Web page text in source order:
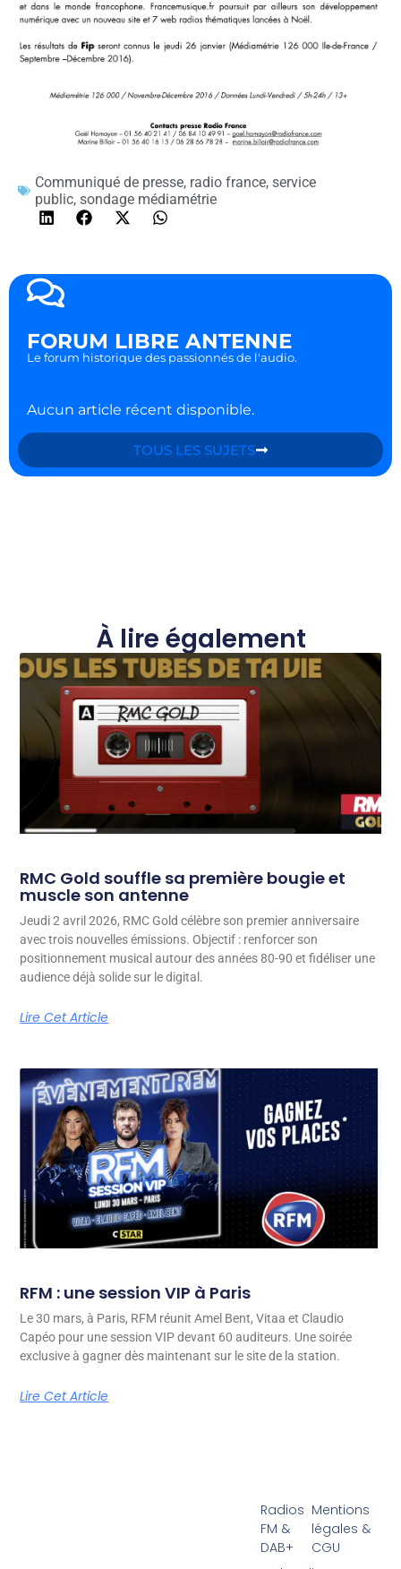
Communiqué de presse, radio france, service
public, sondage médiamétrie
FORUM LIBRE ANTENNE
Le forum historique des passionnés de l'audio.
Aucun article récent disponible.
TOUS LES SUJETS
À lire également
RMC Gold souffle sa première bougie et
muscle son antenne
Jeudi 2 avril 2026, RMC Gold célèbre son premier anniversaire
avec trois nouvelles émissions. Objectif : renforcer son
positionnement musical autour des années 80-90 et fidéliser une
audience déjà solide sur le digital.
Lire Cet Article
RFM : une session VIP à Paris
Le 30 mars, à Paris, RFM réunit Amel Bent, Vitaa et Claudio
Capéo pour une session VIP devant 60 auditeurs. Une soirée
exclusive à gagner dès maintenant sur le site de la station.
Lire Cet Article
Radios
FM &
DAB+
Mentions
légales &
CGU